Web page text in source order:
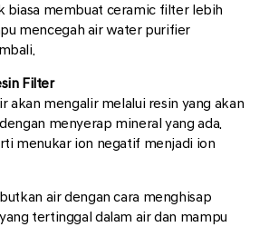
biasa membuat ceramic filter lebih
mencegah air water purifier
Filter
akan mengalir melalui resin yang akan
menyerap mineral yang ada.
menukar ion negatif menjadi ion
air dengan cara menghisap
tertinggal dalam air dan mampu